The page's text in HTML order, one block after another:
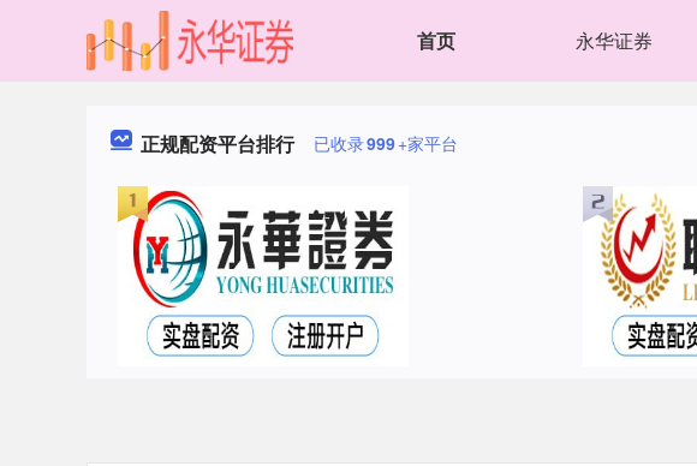
首页 永华证券
正规配资平台排行 已收录999+家平台